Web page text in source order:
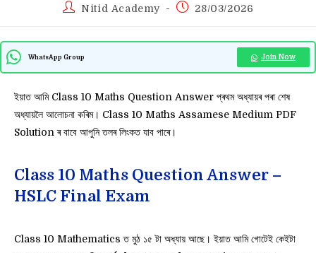
PostNitid Academy
Post28/03/2026
WhatsApp Group Join Now
ইয়াত আমি Class 10 Maths Question Answer প্ৰথম অধ্যায়ৰ পৰা শেষ
অধ্যায়লৈ আলোচনা কৰিম। Class 10 Maths Assamese Medium PDF
Solution ৰ বাবে আপুনি তলৰ লিংকত যাব পাৰে।
Class 10 Maths Question Answer –
HSLC Final Exam
Class 10 Mathematics ত মুঠ ১৫ টা অধ্যায় আছে। ইয়াত আমি গোটেই কেইটা